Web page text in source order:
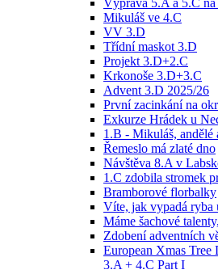
Výprava 5.A a 5.C
Mikuláš ve 4.C
VV 3.D
Třídní maskot 3.D
Projekt 3.D+2.C
Krkonoše 3.D+3.C
Advent 3.D 2025/26
První zacinkání na
Exkurze Hrádek u
1.B - Mikuláš, andělé
Řemeslo má zlaté dno
Návštěva 8.A v
1.C zdobila stromek
Bramborové florbalky
Víte, jak vypadá ryba
Máme šachové
Zdobení adventních
European Xmas Tree
3.A + 4.C Part I